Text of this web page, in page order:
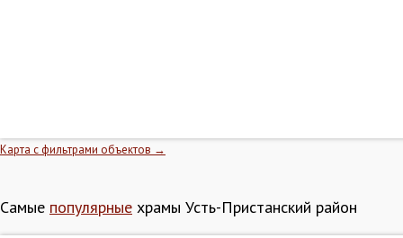
Карта с фильтрами объектов →
Самые популярные храмы Усть-Пристанский район